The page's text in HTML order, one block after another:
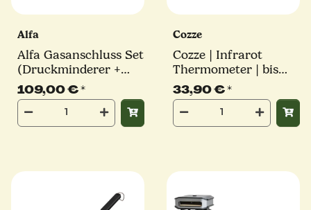
Alfa
Alfa Gasanschluss Set
(Druckminderer +
Schlauch)
109,00 €*
Cozze
Cozze | Infrarot
Thermometer | bis
max. 530°
33,90 €*